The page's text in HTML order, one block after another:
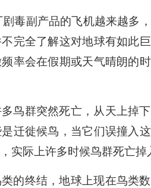
毒副产品的飞机越来越多
完全了解这对地球有如此
率会在假期或天气晴朗的
鸟群突然死亡，从天上掉
迁徙候鸟，当它们误撞入
实际上许多时候鸟群死亡掉
的终结，地球上现在鸟类